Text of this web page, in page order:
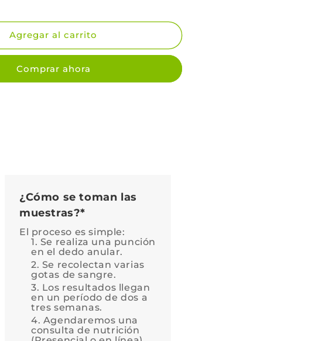
Agregar al carrito
Comprar ahora
¿Cómo se toman las
muestras?*
El proceso es simple:
Se realiza una punción
en el dedo anular.
Se recolectan varias
gotas de sangre.
Los resultados llegan
en un período de dos a
tres semanas.
Agendaremos una
consulta de nutrición